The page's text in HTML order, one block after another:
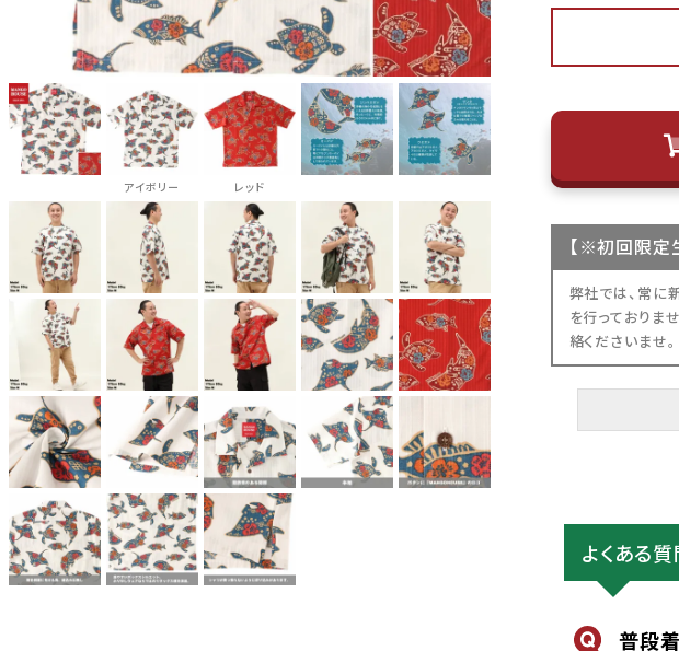
アイボリー レッド
【※初回限定
弊社では、常に
を行っておりま
絡くださいませ。
よくある質
普段